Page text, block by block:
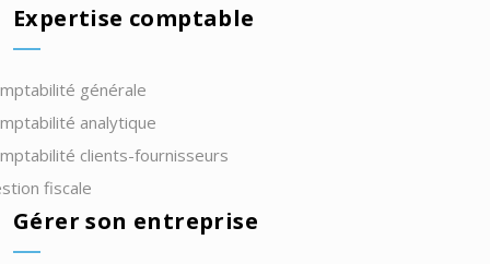
Expertise comptable
générale
analytique
clients-fournisseurs
fiscale
Gérer son entreprise